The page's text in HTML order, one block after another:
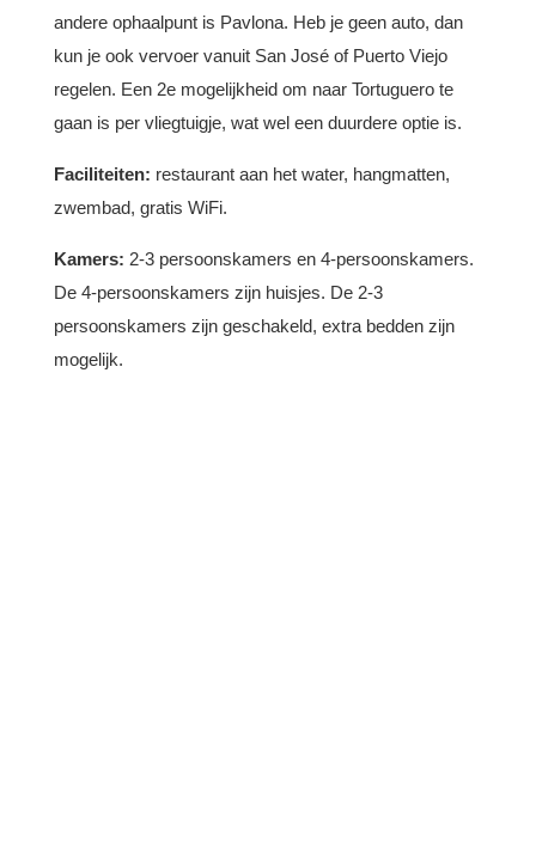
andere ophaalpunt is Pavlona. Heb je geen auto, dan
kun je ook vervoer vanuit San José of Puerto Viejo
regelen. Een 2e mogelijkheid om naar Tortuguero te
gaan is per vliegtuigje, wat wel een duurdere optie is.
Faciliteiten: restaurant aan het water, hangmatten,
zwembad, gratis WiFi.
Kamers: 2-3 persoonskamers en 4-persoonskamers.
De 4-persoonskamers zijn huisjes. De 2-3
persoonskamers zijn geschakeld, extra bedden zijn
mogelijk.